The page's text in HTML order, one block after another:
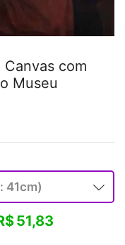
com
Museu
51,83